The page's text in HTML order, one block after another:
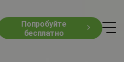
Попробуйте
бесплатно